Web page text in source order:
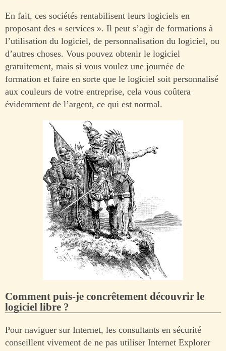
En fait, ces sociétés rentabilisent leurs logiciels en
proposant des « services ». Il peut s’agir de formations à
l’utilisation du logiciel, de personnalisation du logiciel, ou
d’autres choses. Vous pouvez obtenir le logiciel
gratuitement, mais si vous voulez une journée de
formation et faire en sorte que le logiciel soit personnalisé
aux couleurs de votre entreprise, cela vous coûtera
évidemment de l’argent, ce qui est normal.
Comment puis-je concrêtement découvrir le
logiciel libre ?
Pour naviguer sur Internet, les consultants en sécurité
conseillent vivement de ne pas utiliser Internet Explorer